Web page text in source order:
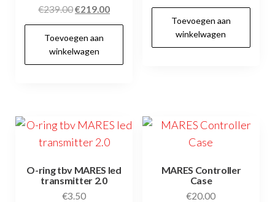
€239.00Oorspronkelijke
prijs
was:
€239.00.
€219.00Huidige
prijs
Toevoegen aan
winkelwagen
prijs
was:
€259.00.
prijs
Toevoegen aan
winkelwagen
O-ring tbv MARES led
transmitter 2.0
€3.50
MARES Controller
Case
€20.00